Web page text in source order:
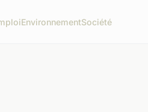
EnvironnementSociété